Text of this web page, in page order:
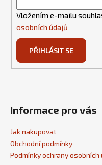
Vložením e-mailu
osobních údajů
PŘIHLÁSIT SE
Informace pro vás
Jak nakupovat
Obchodní podmínky
Podmínky ochrany osobních